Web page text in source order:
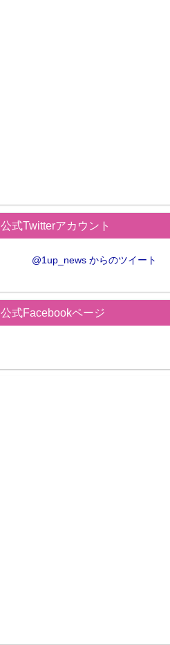
公式Twitterアカウント
@1up_news からのツイート
公式Facebookページ